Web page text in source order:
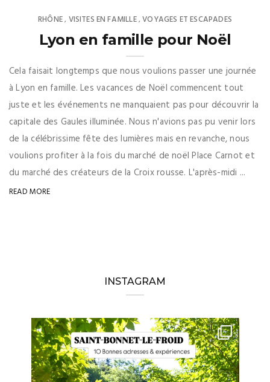
RHÔNE, VISITES EN FAMILLE,VOYAGES ET ESCAPADES
Lyon en famille pour Noël
Cela faisait longtemps que nous voulions passer une journée
à Lyon en famille. Les vacances de Noël commencent tout
juste et les événements ne manquaient pas pour découvrir la
capitale des Gaules illuminée. Nous n'avions pas pu venir lors
de la célébrissime fête des lumières mais en revanche, nous
voulions profiter à la fois du marché de noël Place Carnot et
du marché des créateurs de la Croix rousse. L'après-midi ...
READ MORE
INSTAGRAM